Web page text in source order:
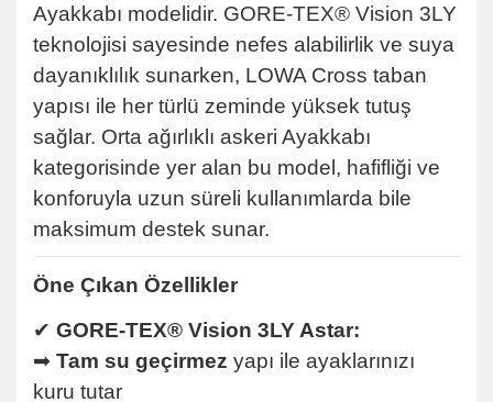
Ayakkabı modelidir. GORE-TEX® Vision 3LY
teknolojisi sayesinde nefes alabilirlik ve suya
dayanıklılık sunarken, LOWA Cross taban
yapısı ile her türlü zeminde yüksek tutuş
sağlar. Orta ağırlıklı askeri Ayakkabı
kategorisinde yer alan bu model, hafifliği ve
konforuyla uzun süreli kullanımlarda bile
maksimum destek sunar.
Öne Çıkan Özellikler
✔ GORE-TEX® Vision 3LY Astar:
➡ Tam su geçirmez yapı ile ayaklarınızı
kuru tutar